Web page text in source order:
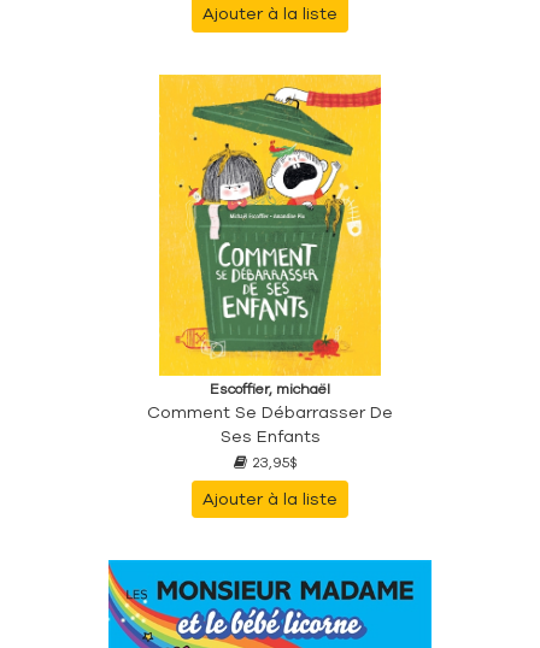
Ajouter à la liste
Escoffier, michaël
Comment Se Débarrasser De
Ses Enfants
23,95$
Ajouter à la liste